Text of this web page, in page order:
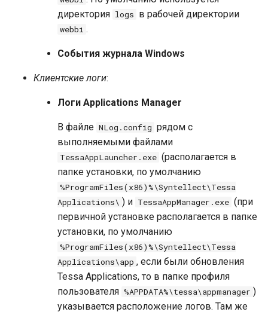
директория logs в рабочей директории
webbi .
События журнала Windows
Клиентские логи:
Логи Applications Manager
В файле NLog.config рядом с
выполняемыми файлами
TessaAppLauncher.exe (располагается в
папке установки, по умолчанию
%ProgramFiles(x86)%\Syntellect\Tessa
Applications\ ) и TessaAppManager.exe (при
первичной установке располагается в папке
установки, по умолчанию
%ProgramFiles(x86)%\Syntellect\Tessa
Applications\app , если были обновления
Tessa Applications, то в папке профиля
пользователя %APPDATA%\tessa\appmanager )
указывается расположение логов. Там же